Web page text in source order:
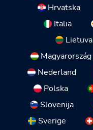
Hrvatska
Italia
Lietuva
Magyarország
Nederland
Polska
Slovenija
Sverige